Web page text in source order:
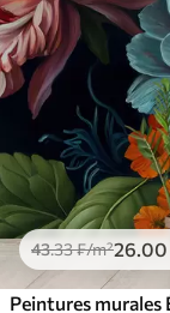
43.33₣/m²26.00